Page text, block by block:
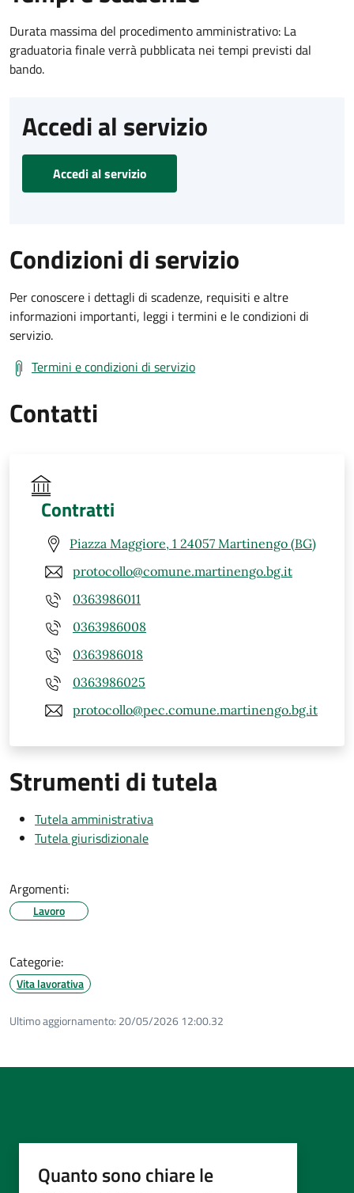
Durata massima del procedimento amministrativo: La
graduatoria finale verrà pubblicata nei tempi previsti dal
bando.
Accedi al servizio
Accedi al servizio
Condizioni di servizio
Per conoscere i dettagli di scadenze, requisiti e altre
informazioni importanti, leggi i termini e le condizioni di
servizio.
Termini e condizioni di servizio
Contatti
Contratti
Piazza Maggiore, 1 24057 Martinengo (BG)
protocollo@comune.martinengo.bg.it
0363986011
0363986008
0363986018
0363986025
protocollo@pec.comune.martinengo.bg.it
Strumenti di tutela
Tutela amministrativa
Tutela giurisdizionale
Argomenti:
Lavoro
Categorie:
Vita lavorativa
Ultimo aggiornamento: 20/05/2026 12:00.32
Quanto sono chiare le